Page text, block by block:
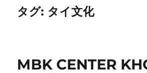
タグ: タイ文化
MBK CENTER